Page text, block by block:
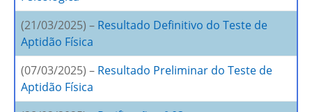
(21/03/2025) – Resultado Definitivo do Teste de
Aptidão Física
(07/03/2025) – Resultado Preliminar do Teste de
Aptidão Física